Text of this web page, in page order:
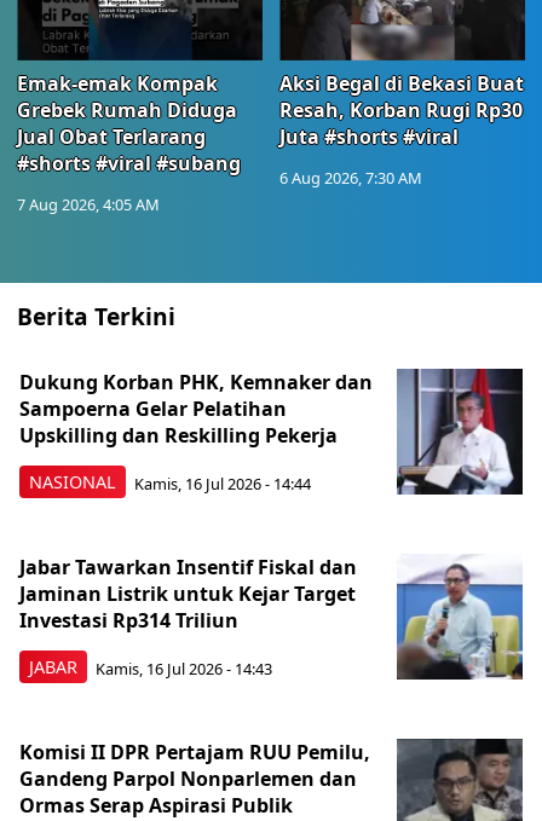
Emak-emak Kompak
Grebek Rumah Diduga
Jual Obat Terlarang
#shorts #viral #subang
7 Aug 2026, 4:05 AM
Aksi Begal di Bekasi Buat
Resah, Korban Rugi Rp30
Juta #shorts #viral
6 Aug 2026, 7:30 AM
Berita Terkini
NASIONAL
Dukung Korban PHK, Kemnaker dan
Sampoerna Gelar Pelatihan
Upskilling dan Reskilling Pekerja
Kamis, 16 Jul 2026 - 14:44
JABAR
Jabar Tawarkan Insentif Fiskal dan
Jaminan Listrik untuk Kejar Target
Investasi Rp314 Triliun
Kamis, 16 Jul 2026 - 14:43
Komisi II DPR Pertajam RUU Pemilu,
Gandeng Parpol Nonparlemen dan
Ormas Serap Aspirasi Publik